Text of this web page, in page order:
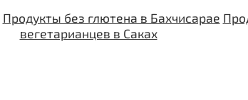
Продукты без глютена в Бахчисарае
вегетарианцев в Саках